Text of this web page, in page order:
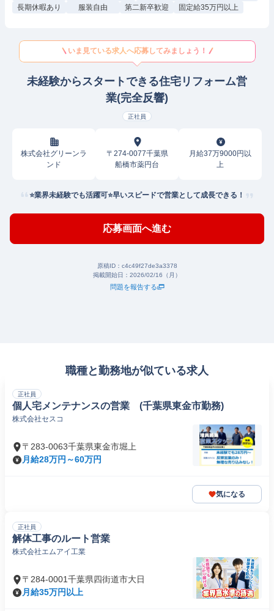
長期休暇あり 服装自由 第二新卒歓迎 固定給35万円以上
いま見ている求人へ応募してみましょう！
未経験からスタートできる住宅リフォーム営
業(完全反響)
正社員
株式会社グリーンラ
ンド
〒274-0077千葉県
船橋市薬円台
月給37万9000円以
上
⭐業界未経験でも活躍可⭐早いスピードで営業として成長できる！
応募画面へ進む
原稿ID： c4c49f27de3a3378
掲載開始日： 2026/02/16（月）
問題を報告する
職種と勤務地が似ている求人
正社員
個人宅メンテナンスの営業 (千葉県東金市勤務)
株式会社セスコ
〒283-0063千葉県東金市堀上
月給28万円～60万円
気になる
正社員
解体工事のルート営業
株式会社エムアイ工業
〒284-0001千葉県四街道市大日
月給35万円以上